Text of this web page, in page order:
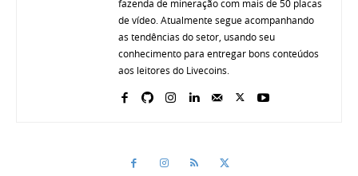
fazenda de mineração com mais de 50 placas
de vídeo. Atualmente segue acompanhando
as tendências do setor, usando seu
conhecimento para entregar bons conteúdos
aos leitores do Livecoins.